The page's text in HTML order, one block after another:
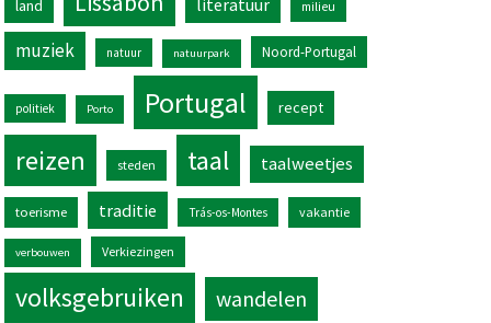
land literatuur milieu
muziek natuur natuurpark Noord-Portugal
politiek Porto Portugal recept
reizen steden taal taalweetjes
toerisme traditie Trás-os-Montes vakantie
verbouwen Verkiezingen
volksgebruiken wandelen